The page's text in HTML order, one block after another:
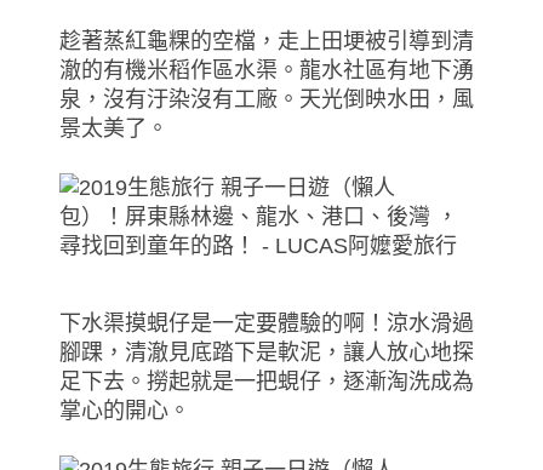
趁著蒸紅龜粿的空檔，走上田埂被引導到清
澈的有機米稻作區水渠。龍水社區有地下湧
泉，沒有汙染沒有工廠。天光倒映水田，風
景太美了。
下水渠摸蜆仔是一定要體驗的啊！涼水滑過
腳踝，清澈見底踏下是軟泥，讓人放心地探
足下去。撈起就是一把蜆仔，逐漸淘洗成為
掌心的開心。